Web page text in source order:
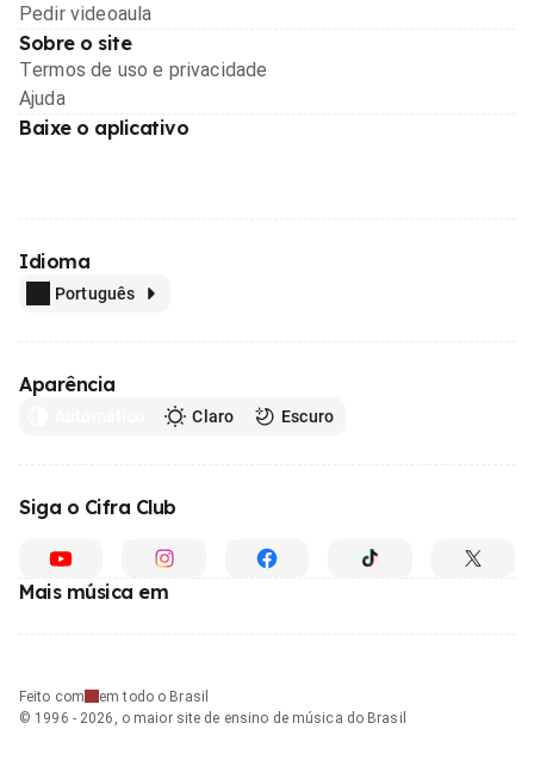
Pedir videoaula
Sobre o site
Termos de uso e privacidade
Ajuda
Baixe o aplicativo
Idioma
Português
Aparência
Claro Escuro
Siga o Cifra Club
Mais música em
Feito com
em todo o Brasil
© 1996 - 2026, o maior site de ensino de música do Brasil